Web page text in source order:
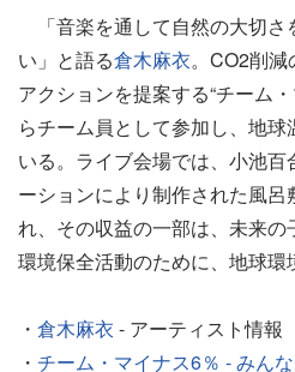
「音楽を通して自然の大切さ
い」と語る倉木麻衣。CO2削
アクションを提案する“チーム
らチーム員として参加し、地
いる。ライブ会場では、小池
ーションにより制作された風呂
れ、その収益の一部は、未来
環境保全活動のために、地球環
・ 倉木麻衣 - アーティスト情報
・ チーム・マイナス6％ - みん